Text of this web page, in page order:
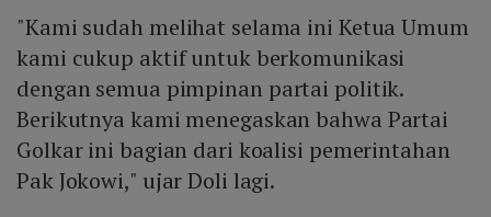
"Kami sudah melihat selama ini Ketua Umum
kami cukup aktif untuk berkomunikasi
dengan semua pimpinan partai politik.
Berikutnya kami menegaskan bahwa Partai
Golkar ini bagian dari koalisi pemerintahan
Pak Jokowi," ujar Doli lagi.